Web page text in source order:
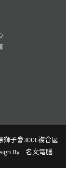
獅子會300E複合區
By
名文電腦